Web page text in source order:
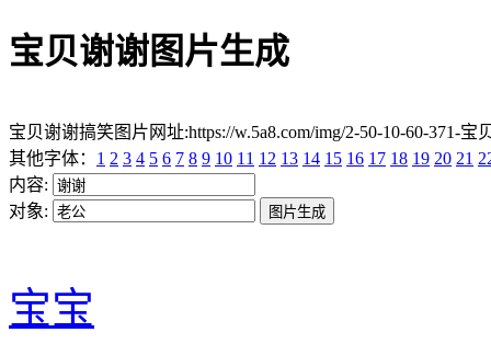
宝贝谢谢图片生成
宝贝谢谢搞笑图片网址:https://w.5a8.com/img/2-50-10-60-371-宝
其他字体： 1 2 3 4 5 6 7 8 9 10 11 12 13 14 15 16 17 18 19 20 21
内容:
对象:
宝宝